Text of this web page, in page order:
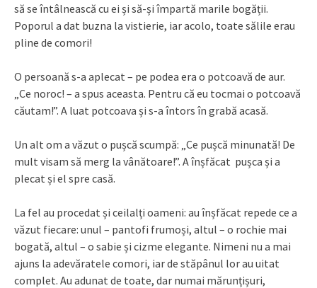
să se întâlnească cu ei și să-și împartă marile bogății.
Poporul a dat buzna la vistierie, iar acolo, toate sălile erau
pline de comori!
O persoană s-a aplecat – pe podea era o potcoavă de aur.
„Ce noroc! – a spus aceasta. Pentru că eu tocmai o potcoavă
căutam!”. A luat potcoava și s-a întors în grabă acasă.
Un alt om a văzut o pușcă scumpă: „Ce pușcă minunată! De
mult visam să merg la vânătoare!”. A înșfăcat pușca și a
plecat și el spre casă.
La fel au procedat și ceilalți oameni: au înșfăcat repede ce a
văzut fiecare: unul – pantofi frumoși, altul – o rochie mai
bogată, altul – o sabie și cizme elegante. Nimeni nu a mai
ajuns la adevăratele comori, iar de stăpânul lor au uitat
complet. Au adunat de toate, dar numai mărunțișuri,